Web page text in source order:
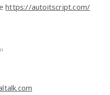
https://autoitscript.com/